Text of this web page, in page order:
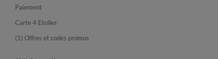
Paiement
Carte 4 Etoiles
(1) Offres et codes promos